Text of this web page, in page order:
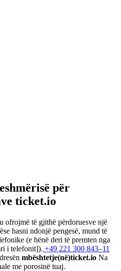
për
ticket.io
ofrojmë të gjithë përdoruesve një
hasni ndonjë pengesë, mund të
(e hënë deri të premten nga
i telefonit]). +49 221 300 843–11
mbështetje(në)ticket.io Na
me porosinë tuaj.